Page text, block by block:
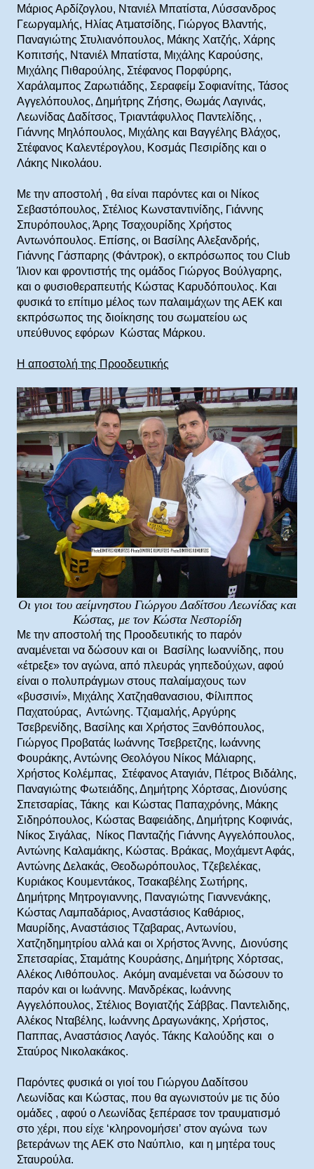
Μάριος Αρδίζογλου, Ντανιέλ Μπατίστα, Λύσσανδρος
Γεωργαμλής, Ηλίας Ατματσίδης, Γιώργος Βλαντής,
Παναγιώτης Στυλιανόπουλος, Μάκης Χατζής, Χάρης
Κοπιτσής, Ντανιέλ Μπατίστα, Μιχάλης Καρούσης,
Μιχάλης Πιθαρούλης, Στέφανος Πορφύρης,
Χαράλαμπος Ζαρωτιάδης, Σεραφείμ Σοφιανίτης, Τάσος
Αγγελόπουλος, Δημήτρης Ζήσης, Θωμάς Λαγινάς,
Λεωνίδας Δαδίτσος, Τριαντάφυλλος Παντελίδης, ,
Γιάννης Μηλόπουλος, Μιχάλης και Βαγγέλης Βλάχος,
Στέφανος Καλεντέρογλου, Κοσμάς Πεσιρίδης και ο
Λάκης Νικολάου.
Με την αποστολή , θα είναι παρόντες και οι Νίκος
Σεβαστόπουλος, Στέλιος Κωνσταντινίδης, Γιάννης
Σπυρόπουλος, Άρης Τσαχουρίδης Χρήστος
Αντωνόπουλος. Επίσης, οι Βασίλης Αλεξανδρής,
Γιάννης Γάσπαρης (Φάντροκ), ο εκπρόσωπος του Club
Ίλιον και φροντιστής της ομάδος Γιώργος Βούλγαρης,
και ο φυσιοθεραπευτής Κώστας Καρυδόπουλος. Και
φυσικά το επίτιμο μέλος των παλαιμάχων της ΑΕΚ και
εκπρόσωπος της διοίκησης του σωματείου ως
υπεύθυνος εφόρων Κώστας Μάρκου.
Η αποστολή της Προοδευτικής
Οι γιοι του αείμνηστου Γιώργου Δαδίτσου Λεωνίδας και
Κώστας, με τον Κώστα Νεστορίδη
Με την αποστολή της Προοδευτικής το παρόν
αναμένεται να δώσουν και οι Βασίλης Ιωαννίδης, που
«έτρεξε» τον αγώνα, από πλευράς γηπεδούχων, αφού
είναι ο πολυπράγμων στους παλαίμαχους των
«βυσσινί», Μιχάλης Χατζηαθανασιου, Φίλιππος
Παχατούρας, Αντώνης. Τζιαμαλής, Αργύρης
Τσεβρενίδης, Βασίλης και Χρήστος Ξανθόπουλος,
Γιώργος Προβατάς Ιωάννης Τσεβρετζης, Ιωάννης
Φουράκης, Αντώνης Θεολόγου Νίκος Μάλιαρης,
Χρήστος Κολέμπας, Στέφανος Αταγιάν, Πέτρος Βιδάλης,
Παναγιώτης Φωτειάδης, Δημήτρης Χόρτσας, Διονύσης
Σπετσαρίας, Τάκης και Κώστας Παπαχρόνης, Μάκης
Σιδηρόπουλος, Κώστας Βαφειάδης, Δημήτρης Κοφινάς,
Νίκος Σιγάλας, Νίκος Πανταζής Γιάννης Αγγελόπουλος,
Αντώνης Καλαμάκης, Κώστας. Βράκας, Μοχάμεντ Αφάς,
Αντώνης Δελακάς, Θεοδωρόπουλος, Τζεβελέκας,
Κυριάκος Κουμεντάκος, Τσακαβέλης Σωτήρης,
Δημήτρης Μητρογιαννης, Παναγιώτης Γιαννενάκης,
Κώστας Λαμπαδάριος, Αναστάσιος Καθάριος,
Μαυρίδης, Αναστάσιος Τζαβαρας, Αντωνίου,
Χατζηδημητρίου αλλά και οι Χρήστος Άννης, Διονύσης
Σπετσαρίας, Σταμάτης Κουράσης, Δημήτρης Χόρτσας,
Αλέκος Λιθόπουλος. Ακόμη αναμένεται να δώσουν το
παρόν και οι Ιωάννης. Μανδρέκας, Ιωάννης
Αγγελόπουλος, Στέλιος Βογιατζής Σάββας. Παντελιδης,
Αλέκος Νταβέλης, Ιωάννης Δραγωνάκης, Χρήστος,
Παππας, Αναστάσιος Λαγός. Τάκης Καλούδης και ο
Σταύρος Νικολακάκος.
Παρόντες φυσικά οι γιοί του Γιώργου Δαδίτσου
Λεωνίδας και Κώστας, που θα αγωνιστούν με τις δύο
ομάδες , αφού ο Λεωνίδας ξεπέρασε τον τραυματισμό
στο χέρι, που είχε ‘κληρονομήσει’ στον αγώνα των
βετεράνων της ΑΕΚ στο Ναύπλιο, και η μητέρα τους
Σταυρούλα.